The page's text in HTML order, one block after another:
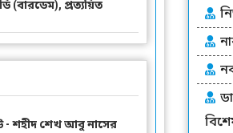
(বারডেম), প্রত্যয়িত
- শহীদ শেখ আবু নাসের